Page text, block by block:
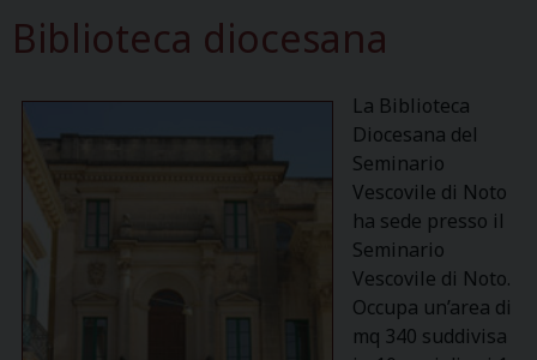
Biblioteca diocesana
La Biblioteca
Diocesana del
Seminario
Vescovile di Noto
ha sede presso il
Seminario
Vescovile di Noto.
Occupa un’area di
mq 340 suddivisa